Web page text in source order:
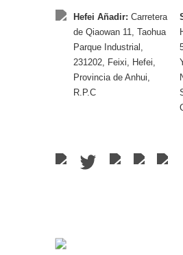
Hefei Añadir: Carretera
de Qiaowan 11, Taohua
Parque Industrial,
231202, Feixi, Hefei,
Provincia de Anhui,
R.P.C